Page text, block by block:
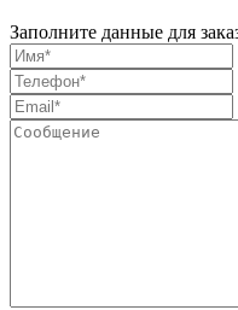
Заполните данные для